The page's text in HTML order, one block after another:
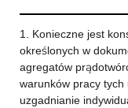
1. Konieczne jest
określonych w
agregatów
warunków pracy
uzgadnianie